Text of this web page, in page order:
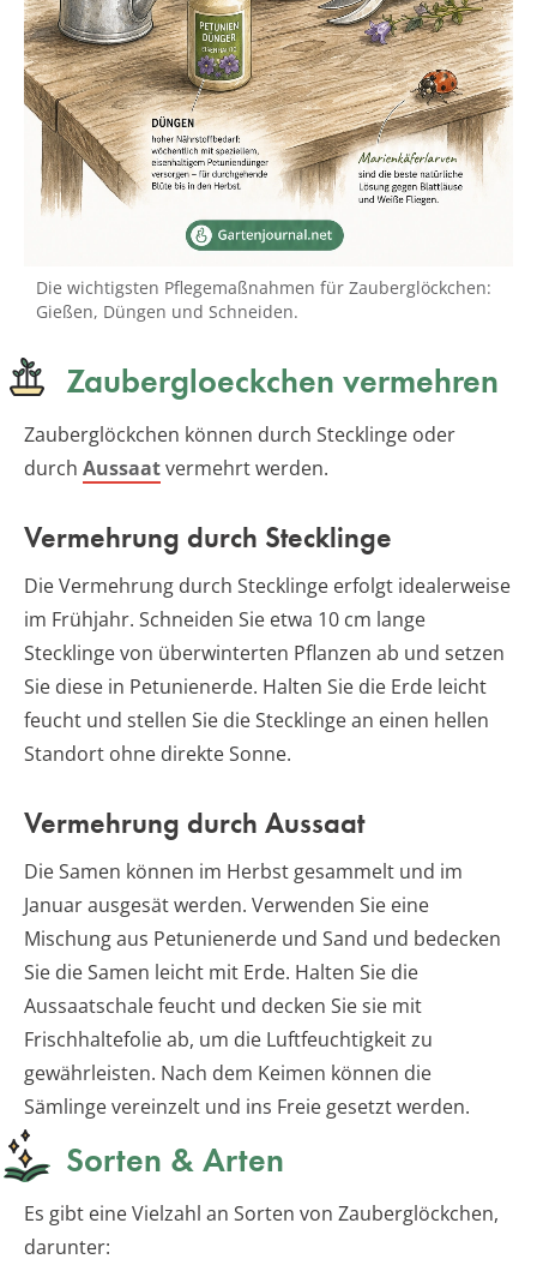
Die wichtigsten Pflegemaßnahmen für Zauberglöckchen:
Gießen, Düngen und Schneiden.
Zaubergloeckchen vermehren
Zauberglöckchen können durch Stecklinge oder
durch Aussaatvermehrt werden.
Vermehrung durch Stecklinge
Die Vermehrung durch Stecklinge erfolgt idealerweise
im Frühjahr. Schneiden Sie etwa 10 cm lange
Stecklinge von überwinterten Pflanzen ab und setzen
Sie diese in Petunienerde. Halten Sie die Erde leicht
feucht und stellen Sie die Stecklinge an einen hellen
Standort ohne direkte Sonne.
Vermehrung durch Aussaat
Die Samen können im Herbst gesammelt und im
Januar ausgesät werden. Verwenden Sie eine
Mischung aus Petunienerde und Sand und bedecken
Sie die Samen leicht mit Erde. Halten Sie die
Aussaatschale feucht und decken Sie sie mit
Frischhaltefolie ab, um die Luftfeuchtigkeit zu
gewährleisten. Nach dem Keimen können die
Sämlinge vereinzelt und ins Freie gesetzt werden.
Sorten & Arten
Es gibt eine Vielzahl an Sorten von Zauberglöckchen,
darunter: